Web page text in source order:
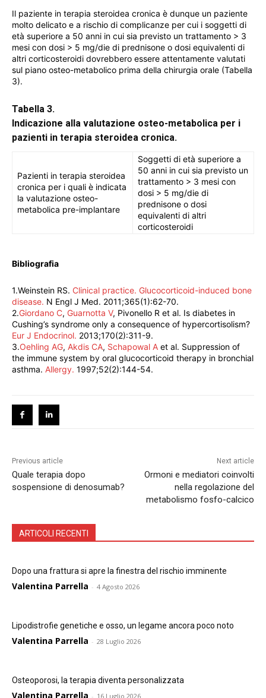
Il paziente in terapia steroidea cronica è dunque un paziente
molto delicato e a rischio di complicanze per cui i soggetti di
età superiore a 50 anni in cui sia previsto un trattamento > 3
mesi con dosi > 5 mg/die di prednisone o dosi equivalenti di
altri corticosteroidi dovrebbero essere attentamente valutati
sul piano osteo-metabolico prima della chirurgia orale (Tabella
3).
Tabella 3.
Indicazione alla valutazione osteo-metabolica per i
pazienti in terapia steroidea cronica.
Pazienti in terapia steroidea
cronica per i quali è indicata
la valutazione osteo-
metabolica pre-implantare
Soggetti di età superiore a
50 anni in cui sia previsto un
trattamento > 3 mesi con
dosi > 5 mg/die di
prednisone o dosi
equivalenti di altri
corticosteroidi
Bibliografia
1.Weinstein RS. Clinical practice. Glucocorticoid-induced bone
disease. N Engl J Med. 2011;365(1):62-70.
2.Giordano C, Guarnotta V, Pivonello R et al. Is diabetes in
Cushing’s syndrome only a consequence of hypercortisolism?
Eur J Endocrinol. 2013;170(2):311-9.
3.Oehling AG, Akdis CA, Schapowal A et al. Suppression of
the immune system by oral glucocorticoid therapy in bronchial
asthma. Allergy. 1997;52(2):144-54.
Previous article
Quale terapia dopo
sospensione di denosumab?
Next article
Ormoni e mediatori coinvolti
nella regolazione del
metabolismo fosfo-calcico
ARTICOLI RECENTI
Dopo una frattura si apre la finestra del rischio imminente
Valentina Parrella - 4 Agosto 2026
Lipodistrofie genetiche e osso, un legame ancora poco noto
Valentina Parrella - 28 Luglio 2026
Osteoporosi, la terapia diventa personalizzata
Valentina Parrella - 16 Luglio 2026